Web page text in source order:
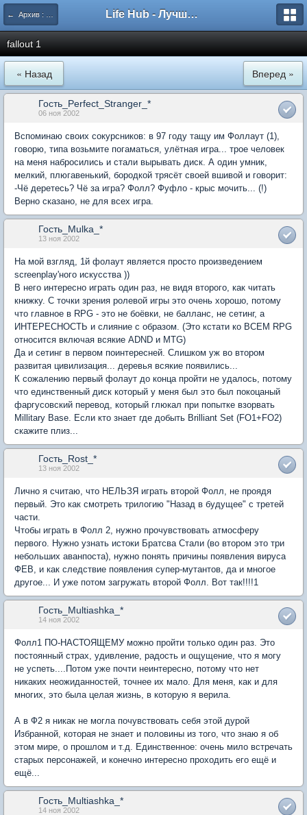
← Архив : Fallout Life Hub - Лучшие компьютерные игры мира
fallout 1
« Назад Вперед »
Гость_Perfect_Stranger_*
06 ноя 2002
Вспоминаю своих сокурсников: в 97 году тащу им Фоллаут (1),
говорю, типа возьмите погаматься, улётная игра... трое человек
на меня набросились и стали вырывать диск. А один умник,
мелкий, плюгавенький, бородкой трясёт своей вшивой и говорит:
-Чё деретесь? Чё за игра? Фолл? Фуфло - крыс мочить... (!)
Верно сказано, не для всех игра.
Гость_Mulka_*
13 ноя 2002
На мой взгляд, 1й фолаут является просто произведением
screenplay'ного искусства ))
В него интересно играть один раз, не видя второго, как читать
книжку. С точки зрения ролевой игры это очень хорошо, потому
что главное в RPG - это не боёвки, не балланс, не сетинг, а
ИНТЕРЕСНОСТЬ и слияние с образом. (Это кстати ко ВСЕМ RPG
относится включая всякие ADND и MTG)
Да и сетинг в первом поинтересней. Слишком уж во втором
развитая цивилизация... деревья всякие появились...
К сожалению первый фолаут до конца пройти не удалось, потому
что единственный диск который у меня был это был покоцаный
фаргусовский перевод, который глюкал при попытке взорвать
Millitary Base. Если кто знает где добыть Brilliant Set (FO1+FO2)
скажите плиз...
Гость_Rost_*
13 ноя 2002
Лично я считаю, что НЕЛЬЗЯ играть второй Фолл, не проядя
первый. Это как смотреть трилогию "Назад в будущее" с третей
части.
Чтобы играть в Фолл 2, нужно прочувствовать атмосферу
первого. Нужно узнать истоки Братсва Стали (во втором это три
небольших аванпоста), нужно понять причины появления вируса
ФЕВ, и как следствие появления супер-мутантов, да и многое
другое... И уже потом загружать второй Фолл. Вот так!!!!1
Гость_Multiashka_*
14 ноя 2002
Фолл1 ПО-НАСТОЯЩЕМУ можно пройти только один раз. Это
постоянный страх, удивление, радость и ощущение, что я могу
не успеть....Потом уже почти неинтересно, потому что нет
никаких неожиданностей, точнее их мало. Для меня, как и для
многих, это была целая жизнь, в которую я верила.
А в Ф2 я никак не могла почувствовать себя этой дурой
Избранной, которая не знает и половины из того, что знаю я об
этом мире, о прошлом и т.д. Единственное: очень мило встречать
старых персонажей, и конечно интересно проходить его ещё и
ещё...
Гость_Multiashka_*
14 ноя 2002